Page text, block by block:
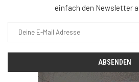
einfach den Newsletter